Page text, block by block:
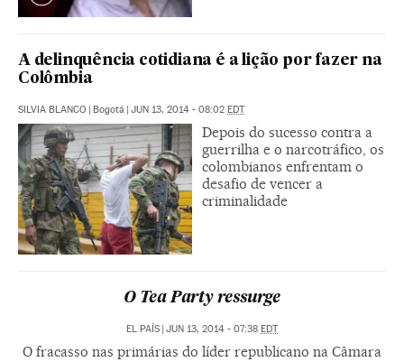
A delinquência cotidiana é a lição por fazer na
Colômbia
SILVIA BLANCO | Bogotá | JUN 13, 2014 - 08:02 EDT
Depois do sucesso contra a
guerrilha e o narcotráfico, os
colombianos enfrentam o
desafio de vencer a
criminalidade
O Tea Party ressurge
EL PAÍS | JUN 13, 2014 - 07:38 EDT
O fracasso nas primárias do líder republicano na Câmara